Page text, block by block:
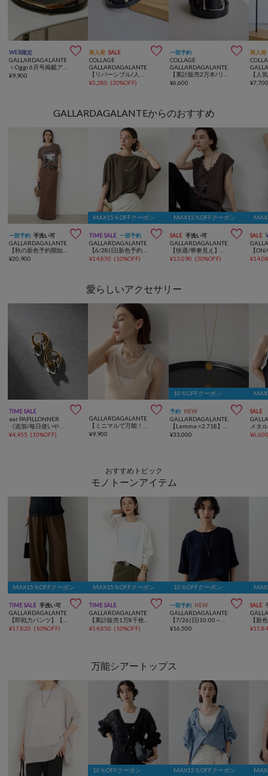
WEB限定 
GALLARDAGALANTE
¥9,900
再入荷 SALE 
COLLAGE
GALLARDAGALANTE
¥5,280 (20%OFF)
一部予約 
COLLAGE
GALLARDAGALANTE
¥6,600
再入荷
¥
GALLARDAGALANTEからのおすすめ
一部予約 手洗い可 
GALLARDAGALANTE
¥20,900
MAX15％OFFクーポン
TIME SALE 一部予約 
GALLARDAGALANTE
¥14,850 (10%OFF)
MAX15％OFFクーポン
SALE 手洗い可 
GALLARDAGALANTE
¥13,090 (30%OFF)
SALE
¥
愛らしいアクセサリー
TIME SALE 
ear PAPILLONNER
《追加/毎日使いやすい》バイカラー2WAYフープピアス
¥4,455 (10%OFF)

GALLARDAGALANTE
【ミニマルで万能！】ネックカフ
¥9,900
10％OFFクーポン
予約 NEW 
GALLARDAGALANTE
【Lemme.×2.718】ホースコインネックレス
¥33,000
SALE
¥
おすすめトピック
モノトーンアイテム
MAX15％OFFクーポン
TIME SALE 手洗い可 
GALLARDAGALANTE
¥17,820 (10%OFF)
MAX15％OFFクーポン
TIME SALE 
GALLARDAGALANTE
¥14,850 (10%OFF)
10％OFFクーポン
一部予約 NEW 
GALLARDAGALANTE
¥16,500
SALE
¥
万能シアートップス
10％OFFクーポン MAX15％OFFクーポン